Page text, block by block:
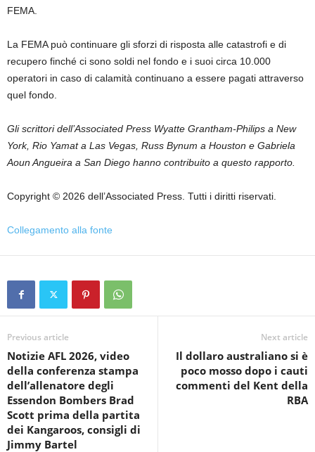
FEMA.
La FEMA può continuare gli sforzi di risposta alle catastrofi e di
recupero finché ci sono soldi nel fondo e i suoi circa 10.000
operatori in caso di calamità continuano a essere pagati attraverso
quel fondo.
Gli scrittori dell’Associated Press Wyatte Grantham-Philips a New
York, Rio Yamat a Las Vegas, Russ Bynum a Houston e Gabriela
Aoun Angueira a San Diego hanno contribuito a questo rapporto.
Copyright © 2026 dell’Associated Press. Tutti i diritti riservati.
Collegamento alla fonte
Previous article
Notizie AFL 2026, video
della conferenza stampa
dell’allenatore degli
Essendon Bombers Brad
Scott prima della partita
dei Kangaroos, consigli di
Jimmy Bartel
Next article
Il dollaro australiano si è
poco mosso dopo i cauti
commenti del Kent della
RBA